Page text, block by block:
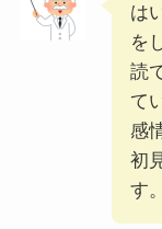
は
を
読
て
感
初
す。